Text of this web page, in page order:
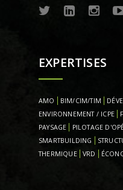
EXPERTISES
AMO BIM/CIM/TIM
ENVIRONNEMENT / ICPE
PAYSAGE
PILOTAGE
SMARTBUILDING
THERMIQUE
VRD